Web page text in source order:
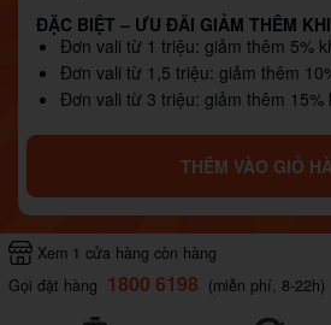
ĐẶC BIỆT – ƯU ĐÃI GIẢM THÊM
Đơn vali từ 1 triệu: giảm thêm 5%
Đơn vali từ 1,5 triệu: giảm thêm
Đơn vali từ 3 triệu: giảm thêm 15%
THÊM VÀO GIỎ
Xem 1 cửa hàng còn hàng
Gọi đặt hàng 1800 6198 (miễn phí, 8-22h)